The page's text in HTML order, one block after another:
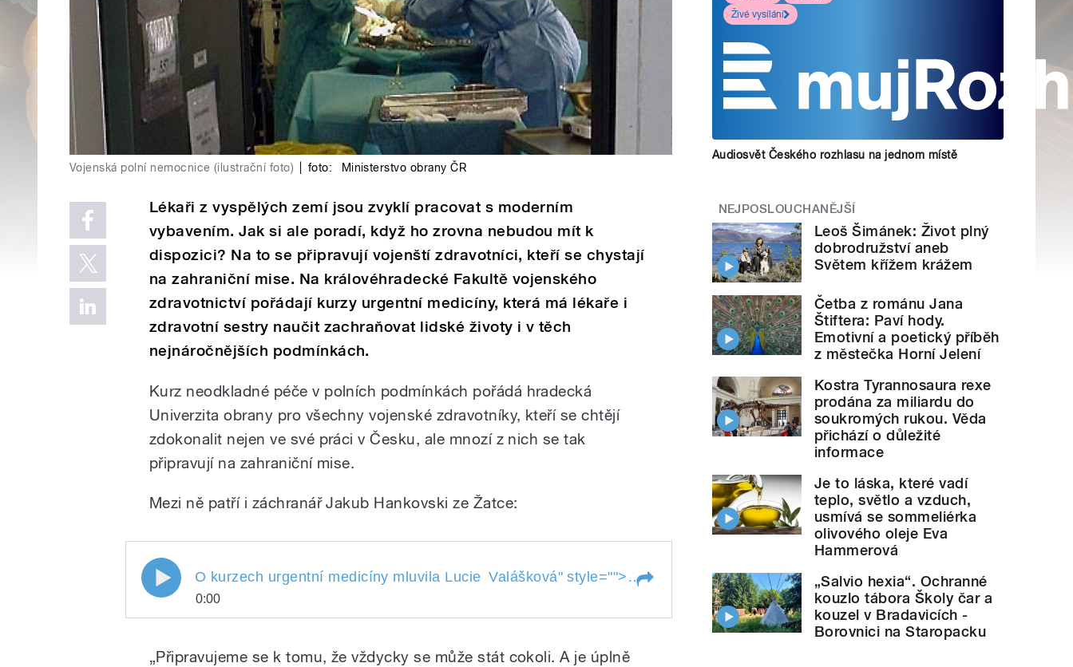
Vojenská polní nemocnice (ilustrační foto) foto: Ministerstvo obrany ČR
Lékaři z vyspělých zemí jsou zvyklí pracovat s moderním
vybavením. Jak si ale poradí, když ho zrovna nebudou mít k
dispozici? Na to se připravují vojenští zdravotníci, kteří se chystají
na zahraniční mise. Na královéhradecké Fakultě vojenského
zdravotnictví pořádají kurzy urgentní medicíny, která má lékaře i
zdravotní sestry naučit zachraňovat lidské životy i v těch
nejnáročnějších podmínkách.
Kurz neodkladné péče v polních podmínkách pořádá hradecká
Univerzita obrany pro všechny vojenské zdravotníky, kteří se chtějí
zdokonalit nejen ve své práci v Česku, ale mnozí z nich se tak
připravují na zahraniční mise.
Mezi ně patří i záchranář Jakub Hankovski ze Žatce:
O kurzech urgentní medicíny mluvila Lucie Valášková
O kurzech urgentní medicíny mluvila Lucie Valášková" style=""> O kurzech urgentní medicíny mluvila Lucie Valášková
0:00
Lucie
„Připravujeme se k tomu, že vždycky se může stát cokoli. A je úplně
Živé vysílání
Audiosvět Českého rozhlasu na jednom místě
NEJPOSLOUCHANĚJŠÍ
Leoš Šimánek: Život plný
dobrodružství aneb
Světem křížem krážem
Četba z románu Jana
Štiftera: Paví hody.
Emotivní a poetický příběh
z městečka Horní Jelení
Kostra Tyrannosaura rexe
prodána za miliardu do
soukromých rukou. Věda
přichází o důležité
informace
Je to láska, které vadí
teplo, světlo a vzduch,
usmívá se sommeliérka
olivového oleje Eva
Hammerová
„Salvio hexia“. Ochranné
kouzlo tábora Školy čar a
kouzel v Bradavicích -
Borovnici na Staropacku